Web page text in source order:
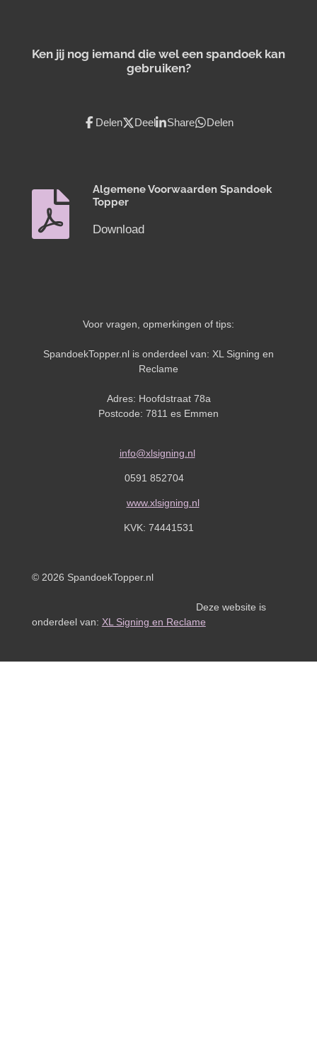
Ken jij nog iemand die wel een spandoek kan
gebruiken?
Delen Deel Share Delen
Algemene Voorwaarden Spandoek
Topper
Download
Voor vragen, opmerkingen of tips:
SpandoekTopper.nl is onderdeel van: XL Signing en
Reclame
Adres: Hoofdstraat 78a
Postcode: 7811 es Emmen
info@xlsigning.nl
0591 852704
www.xlsigning.nl
KVK: 74441531
© 2026 SpandoekTopper.nl
Deze website is
onderdeel van: XL Signing en Reclame